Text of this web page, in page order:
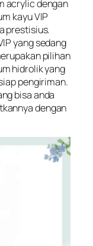
acrylic dengan
kayu VIP
prestisius.
yang sedang
pilihan
hidrolik yang
pengiriman.
bisa anda
dengan